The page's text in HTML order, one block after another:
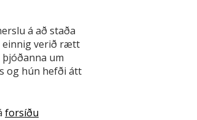
á að staða
einnig verið rætt
um
og hún hefði átt
forsíðu